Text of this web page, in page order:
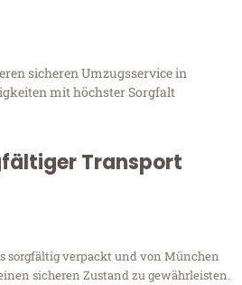
sicheren Umzugsservice in
mit höchster Sorgfalt
Transport
sorgfältig verpackt und von München
sicheren Zustand zu gewährleisten.